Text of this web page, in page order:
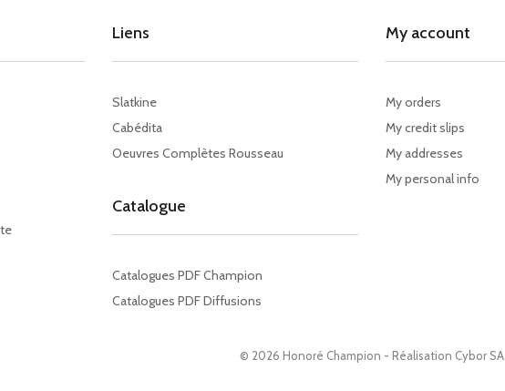
© 2026 Honoré Champion - Réalisation Cybor SA
Liens
Slatkine
Cabédita
Oeuvres Complètes Rousseau
Catalogue
Catalogues PDF Champion
Catalogues PDF Diffusions
My account
My orders
My credit slips
My addresses
My personal info